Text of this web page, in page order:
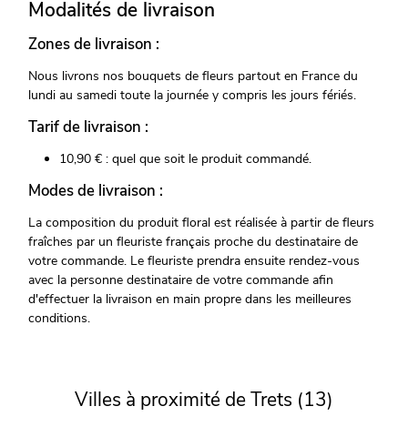
Modalités de livraison
Zones de livraison :
Nous livrons nos bouquets de fleurs partout en France du
lundi au samedi toute la journée y compris les jours fériés.
Tarif de livraison :
10,90 € : quel que soit le produit commandé.
Modes de livraison :
La composition du produit floral est réalisée à partir de fleurs
fraîches par un fleuriste français proche du destinataire de
votre commande. Le fleuriste prendra ensuite rendez-vous
avec la personne destinataire de votre commande afin
d'effectuer la livraison en main propre dans les meilleures
conditions.
Villes à proximité de Trets (13)